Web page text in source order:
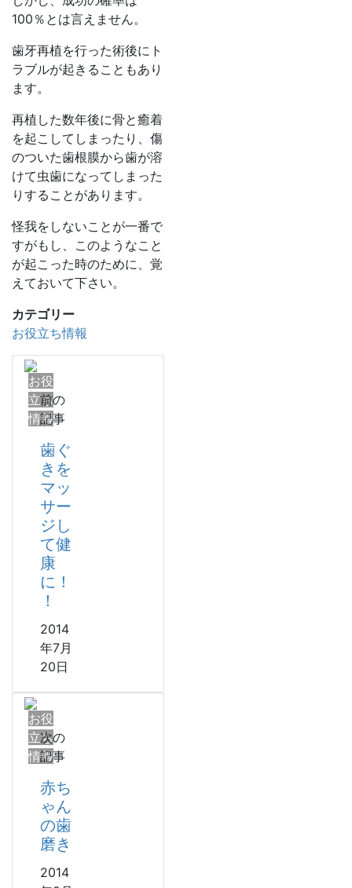
100％とは言えません。
歯牙再植を行った術後にト
ラブルが起きることもあり
ます。
再植した数年後に骨と癒着
を起こしてしまったり、傷
のついた歯根膜から歯が溶
けて虫歯になってしまった
りすることがあります。
怪我をしないことが一番で
すがもし、このようなこと
が起こった時のために、覚
えておいて下さい。
カテゴリー
お役立ち情報
お役
立ち
情報
前の
記事
歯ぐ
きを
マッ
サー
ジし
て健
康
に！
！
2014
年7月
20日
お役
立ち
情報
次の
記事
赤ち
ゃん
の歯
磨き
2014